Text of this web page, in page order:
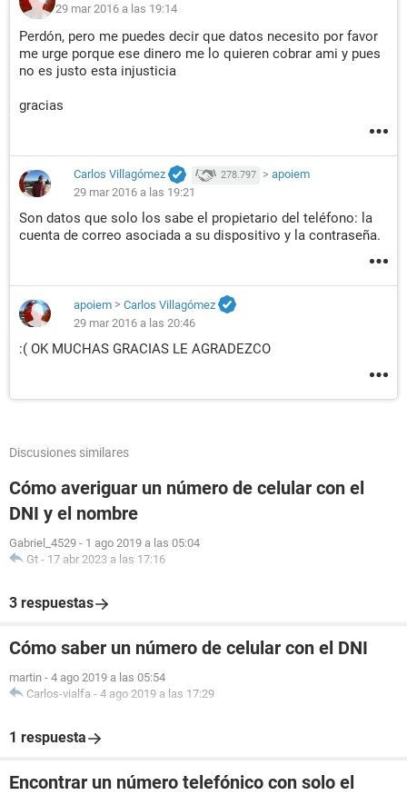
29 mar 2016 a las 19:14
Perdón, pero me puedes decir que datos necesito por favor
me urge porque ese dinero me lo quieren cobrar ami y pues
no es justo esta injusticia
gracias
Carlos Villagómez 278.797 > apoiem
29 mar 2016 a las 19:21
Son datos que solo los sabe el propietario del teléfono: la
cuenta de correo asociada a su dispositivo y la contraseña.
apoiem > Carlos Villagómez
29 mar 2016 a las 20:46
:( OK MUCHAS GRACIAS LE AGRADEZCO
Discusiones similares
Cómo averiguar un número de celular con el
DNI y el nombre
Gabriel_4529 - 1 ago 2019 a las 05:04
Gt - 17 abr 2023 a las 17:16
3 respuestas
Cómo saber un número de celular con el DNI
martin - 4 ago 2019 a las 05:54
Carlos-vialfa - 4 ago 2019 a las 17:29
1 respuesta
Encontrar un número telefónico con solo el